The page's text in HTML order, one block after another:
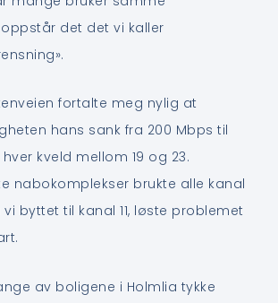
det det vi kaller
fortalte meg nylig at
hans sank fra 200 Mbps til
kveld mellom 19 og 23.
nabokomplekser brukte alle kanal
byttet til kanal 11, løste problemet
av boligene i Holmlia tykke